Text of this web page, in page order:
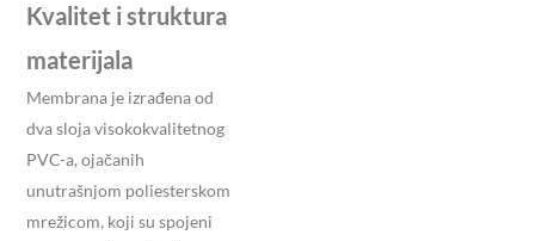
Kvalitet i struktura
materijala
Membrana je izrađena od
dva sloja visokokvalitetnog
PVC-a, ojačanih
unutrašnjom poliesterskom
mrežicom, koji su spojeni